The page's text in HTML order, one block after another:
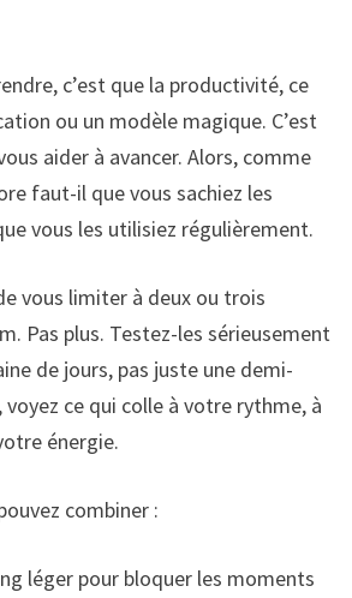
c’est que la productivité, ce
ou un modèle magique. C’est
aider à avancer. Alors, comme
faut-il que vous sachiez les
vous les utilisiez régulièrement.
vous limiter à deux ou trois
Pas plus. Testez-les sérieusement
de jours, pas juste une demi-
voyez ce qui colle à votre rythme, à
énergie.
combiner :
léger pour bloquer les moments